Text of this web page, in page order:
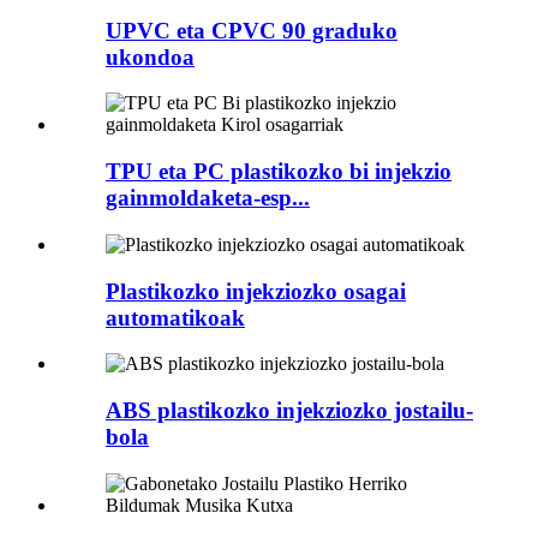
UPVC eta CPVC 90 graduko
ukondoa
TPU eta PC plastikozko bi injekzio
gainmoldaketa-esp...
Plastikozko injekziozko osagai
automatikoak
ABS plastikozko injekziozko jostailu-
bola